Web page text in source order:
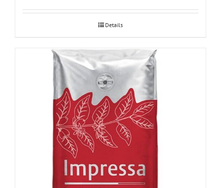
Details
JURA Impressa 250g